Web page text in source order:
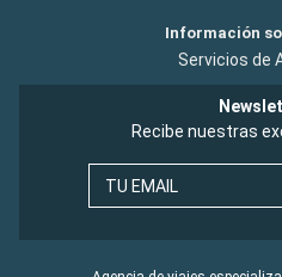
Información
Servicios de
Recibe nuestras
TU EMAIL